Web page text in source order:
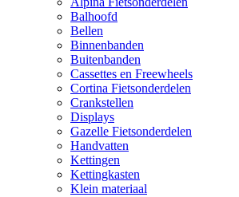
Balhoofd
Bellen
Binnenbanden
Buitenbanden
Cassettes en Freewheels
Cortina Fietsonderdelen
Crankstellen
Displays
Gazelle Fietsonderdelen
Handvatten
Kettingen
Kettingkasten
Klein materiaal